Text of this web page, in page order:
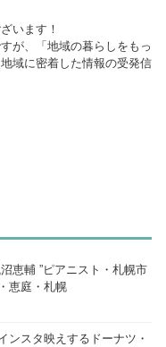
います！
が、「地域の暮らしをもっ
域に密着した情報の受発信
恵輔 ”ピアニスト・札幌市
恵庭・札幌
ンスタ映えするドーナツ・